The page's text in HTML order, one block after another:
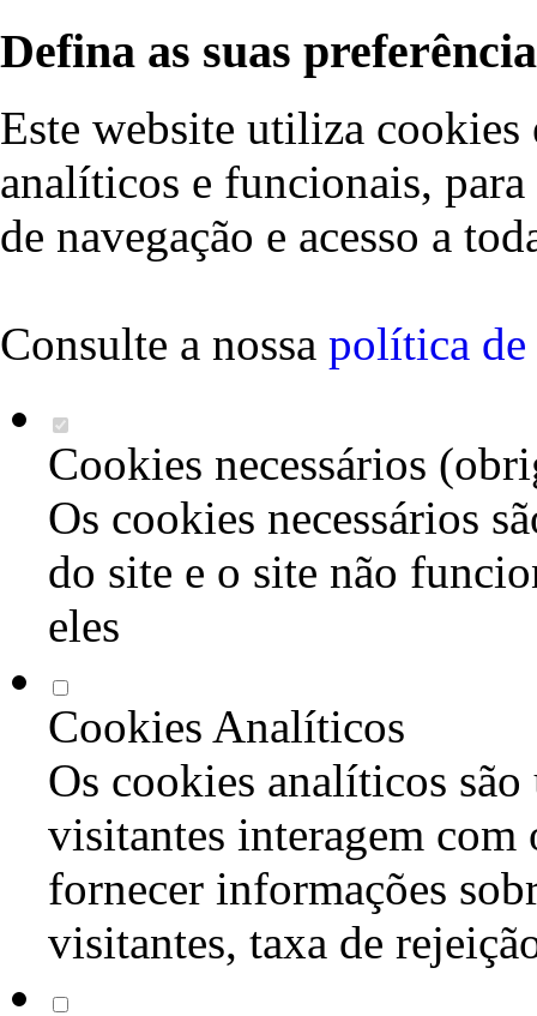
Defina as suas
Este website utiliza cookies
analíticos e funcionais,
de navegação e acesso a
Consulte a nossa política de
Cookies necessários
Os cookies necessários
do site e o site não
eles
Cookies Analíticos
Os cookies analíticos são
visitantes interagem com
fornecer informações
visitantes, taxa de